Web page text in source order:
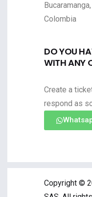
Colombia
DO YOU
WITH ANY
Create a
respond as
Copyright ©